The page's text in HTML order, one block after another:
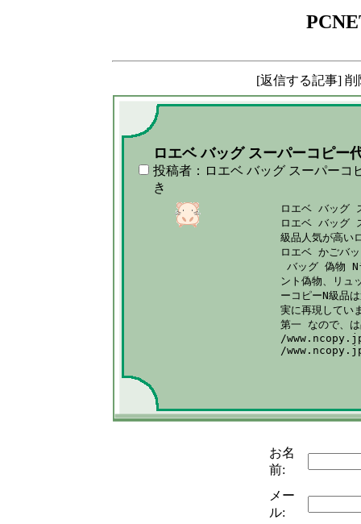
[返信する記事]
ロエベ バッグ スーパーコピー
投稿者：ロエベ バッグ スーパーコ
き
ロエベ バッグ
ロエベ バッグ
級品人気が高い
ロエベ かごバ
バッグ 偽物 N
ント偽物、リュ
ーコピーN級品
実に再現してい
第一 なので、
/
/
お名
前:
メー
ル: